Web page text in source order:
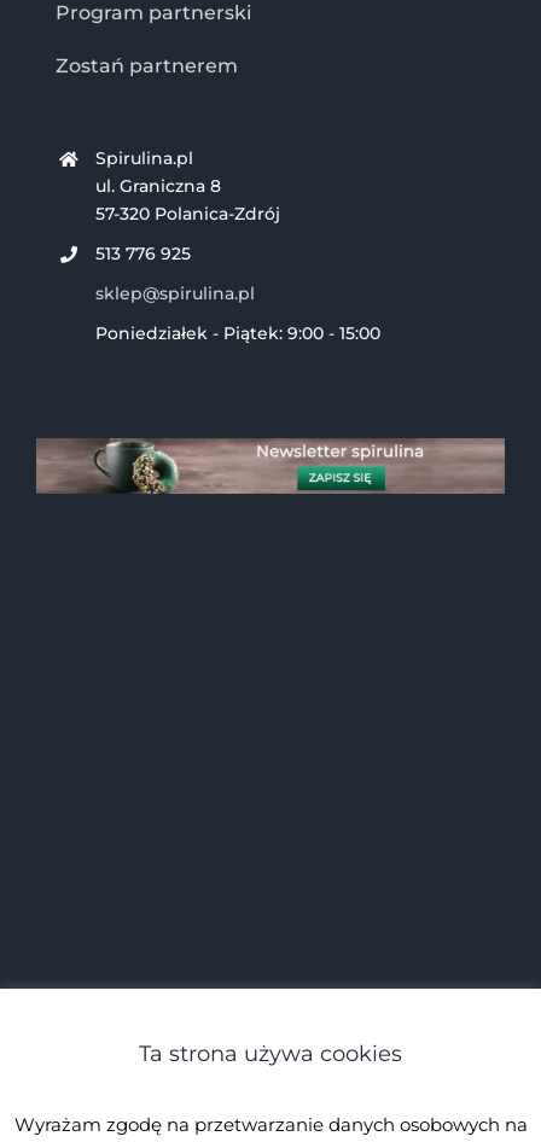
Program partnerski
Zostań partnerem
Spirulina.pl
ul. Graniczna 8
57-320 Polanica-Zdrój
513 776 925
sklep@spirulina.pl
Poniedziałek - Piątek: 9:00 - 15:00
Ta strona używa cookies
Wyrażam zgodę na przetwarzanie danych osobowych na